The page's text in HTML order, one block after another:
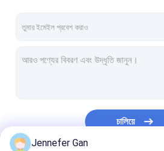
শব্দ বাধা বেড়া
ধাক্কা প্রতিরোধী এক্রাইলিক
চালিয়ে
Jennefer Gan